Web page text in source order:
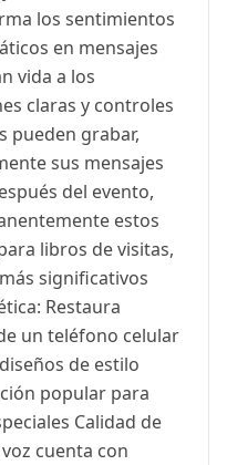
los sentimientos
en mensajes
vida a los
claras y controles
pueden grabar,
sus mensajes
del evento,
estos
libros de visitas,
significativos
Restaura
un teléfono celular
de estilo
popular para
Calidad de
cuenta con